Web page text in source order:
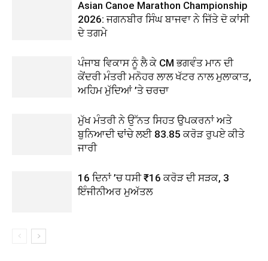
Asian Canoe Marathon Championship
2026: ਜਗਨਬੀਰ ਸਿੰਘ ਬਾਜਵਾ ਨੇ ਜਿੱਤੇ ਦੋ ਕਾਂਸੀ
ਦੇ ਤਗਮੇ
ਪੰਜਾਬ ਵਿਕਾਸ ਨੂੰ ਲੈ ਕੇ CM ਭਗਵੰਤ ਮਾਨ ਦੀ
ਕੇਂਦਰੀ ਮੰਤਰੀ ਮਨੋਹਰ ਲਾਲ ਖੱਟਰ ਨਾਲ ਮੁਲਾਕਾਤ,
ਅਹਿਮ ਮੁੱਦਿਆਂ ’ਤੇ ਚਰਚਾ
ਮੁੱਖ ਮੰਤਰੀ ਨੇ ਉੱਨਤ ਸਿਹਤ ਉਪਕਰਨਾਂ ਅਤੇ
ਬੁਨਿਆਦੀ ਢਾਂਚੇ ਲਈ 83.85 ਕਰੋੜ ਰੁਪਏ ਕੀਤੇ
ਜਾਰੀ
16 ਦਿਨਾਂ ’ਚ ਧਸੀ ₹16 ਕਰੋੜ ਦੀ ਸੜਕ, 3
ਇੰਜੀਨੀਅਰ ਮੁਅੱਤਲ